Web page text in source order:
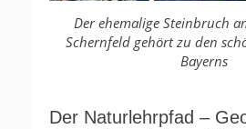
Der ehemalige Steinbruch
Schernfeld gehört zu den
Bayerns
Der Naturlehrpfad –